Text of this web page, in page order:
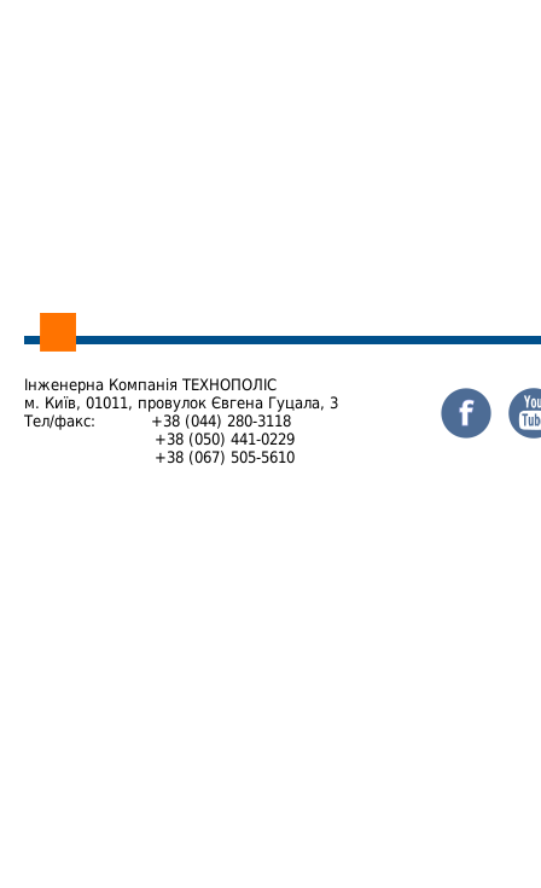
Інженерна Компанія ТЕХНОПОЛІС
м. Київ, 01011, провулок Євгена Гуцала, 3
Тел/факс:
+38 (044) 280-3118
+38 (050) 441-0229
+38 (067) 505-5610